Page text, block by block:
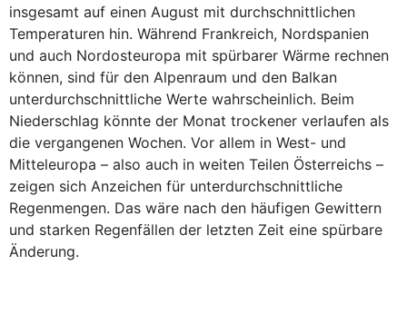
insgesamt auf einen August mit durchschnittlichen
Temperaturen hin. Während Frankreich, Nordspanien
und auch Nordosteuropa mit spürbarer Wärme rechnen
können, sind für den Alpenraum und den Balkan
unterdurchschnittliche Werte wahrscheinlich. Beim
Niederschlag könnte der Monat trockener verlaufen als
die vergangenen Wochen. Vor allem in West- und
Mitteleuropa – also auch in weiten Teilen Österreichs –
zeigen sich Anzeichen für unterdurchschnittliche
Regenmengen. Das wäre nach den häufigen Gewittern
und starken Regenfällen der letzten Zeit eine spürbare
Änderung.